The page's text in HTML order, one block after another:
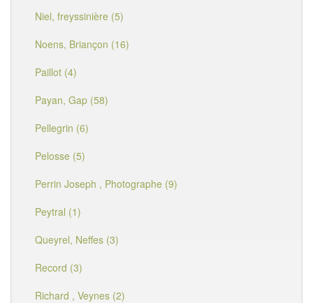
Niel, freyssinière (5)
Noens, Briançon (16)
Paillot (4)
Payan, Gap (58)
Pellegrin (6)
Pelosse (5)
Perrin Joseph , Photographe (9)
Peytral (1)
Queyrel, Neffes (3)
Record (3)
Richard , Veynes (2)